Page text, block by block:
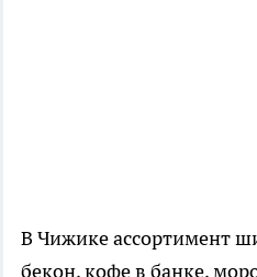
В Чижике ассортимент
бекон, кофе в банке,